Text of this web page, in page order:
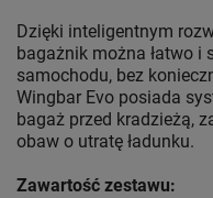
Dzięki inteligentnym
bagażnik można łatwo i
samochodu, bez
Wingbar Evo posiada
bagaż przed kradzieżą,
obaw o utratę ładunku.
Zawartość zestawu: